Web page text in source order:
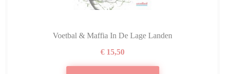
Voetbal & Maffia In De Lage Landen
€ 15,50